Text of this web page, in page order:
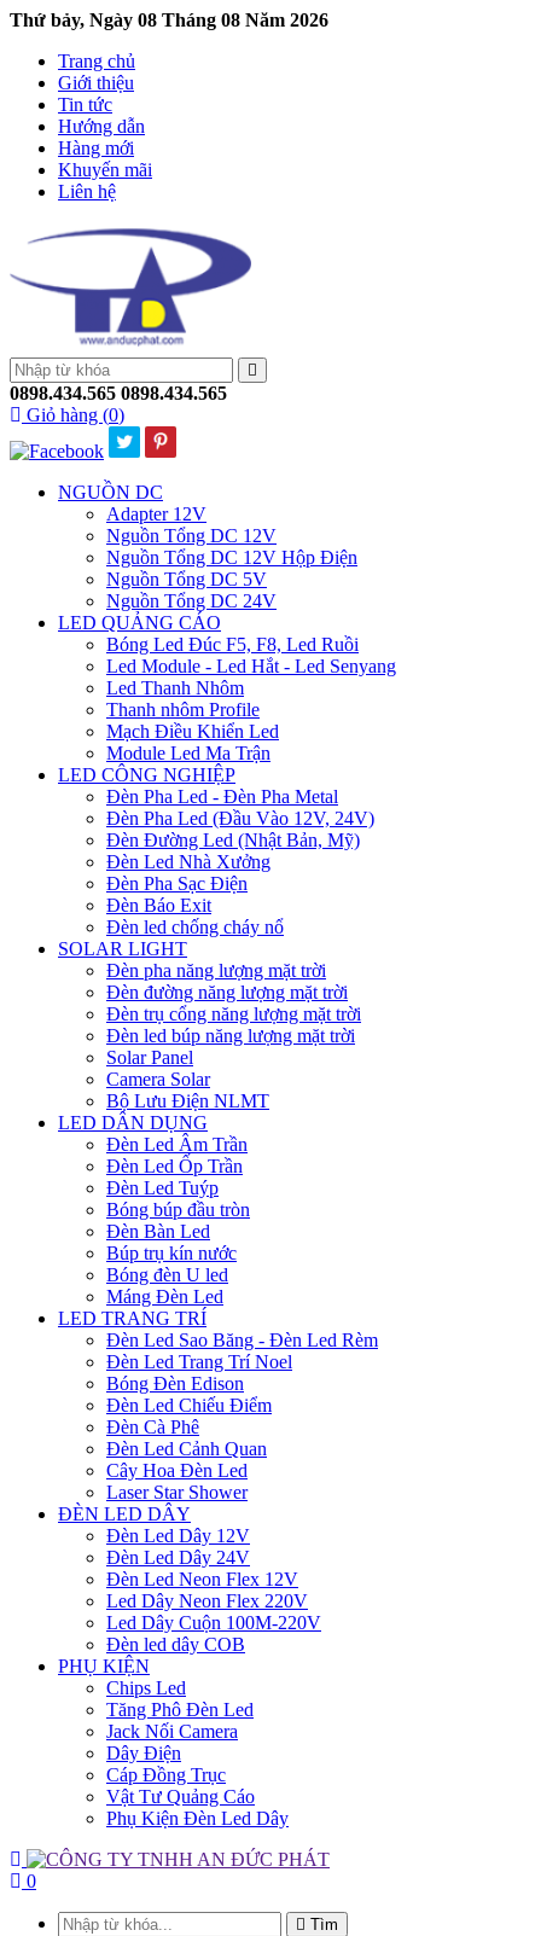
Thứ bảy, Ngày 08 Tháng 08 Năm 2026
Trang chủ
Giới thiệu
Tin tức
Hướng dẫn
Hàng mới
Khuyến mãi
Liên hệ
0898.434.565 0898.434.565
Giỏ hàng (0)
NGUỒN DC
Adapter 12V
Nguồn Tổng DC 12V
Nguồn Tổng DC 12V Hộp Điện
Nguồn Tổng DC 5V
Nguồn Tổng DC 24V
LED QUẢNG CÁO
Bóng Led Đúc F5, F8, Led Ruồi
Led Module - Led Hắt - Led Senyang
Led Thanh Nhôm
Thanh nhôm Profile
Mạch Điều Khiển Led
Module Led Ma Trận
LED CÔNG NGHIỆP
Đèn Pha Led - Đèn Pha Metal
Đèn Pha Led (Đầu Vào 12V, 24V)
Đèn Đường Led (Nhật Bản, Mỹ)
Đèn Led Nhà Xưởng
Đèn Pha Sạc Điện
Đèn Báo Exit
Đèn led chống cháy nổ
SOLAR LIGHT
Đèn pha năng lượng mặt trời
Đèn đường năng lượng mặt trời
Đèn trụ cổng năng lượng mặt trời
Đèn led búp năng lượng mặt trời
Solar Panel
Camera Solar
Bộ Lưu Điện NLMT
LED DÂN DỤNG
Đèn Led Âm Trần
Đèn Led Ốp Trần
Đèn Led Tuýp
Bóng búp đầu tròn
Đèn Bàn Led
Búp trụ kín nước
Bóng đèn U led
Máng Đèn Led
LED TRANG TRÍ
Đèn Led Sao Băng - Đèn Led Rèm
Đèn Led Trang Trí Noel
Bóng Đèn Edison
Đèn Led Chiếu Điểm
Đèn Cà Phê
Đèn Led Cảnh Quan
Cây Hoa Đèn Led
Laser Star Shower
ĐÈN LED DÂY
Đèn Led Dây 12V
Đèn Led Dây 24V
Đèn Led Neon Flex 12V
Led Dây Neon Flex 220V
Led Dây Cuộn 100M-220V
Đèn led dây COB
PHỤ KIỆN
Chips Led
Tăng Phô Đèn Led
Jack Nối Camera
Dây Điện
Cáp Đồng Trục
Vật Tư Quảng Cáo
Phụ Kiện Đèn Led Dây
0
Tìm